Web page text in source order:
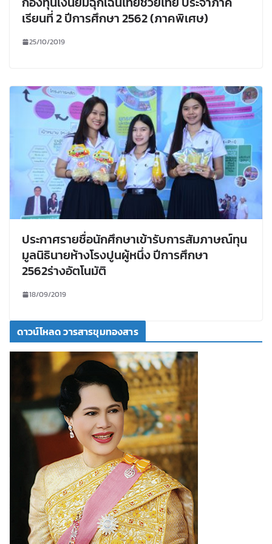
เรียนที่ 2 ปีการศึกษา 2562 (ภาคพิเศษ)
25/10/2019
ประกาศรายชื่อนักศึกษาเข้ารับการสัมภาษณ์ทุน
มูลนิธินายห้างโรงปูนผู้หนึ่ง ปีการศึกษา
2562ร่างอัตโนมัติ
18/09/2019
ดาวน์โหลด วารสารขุมทองสาร